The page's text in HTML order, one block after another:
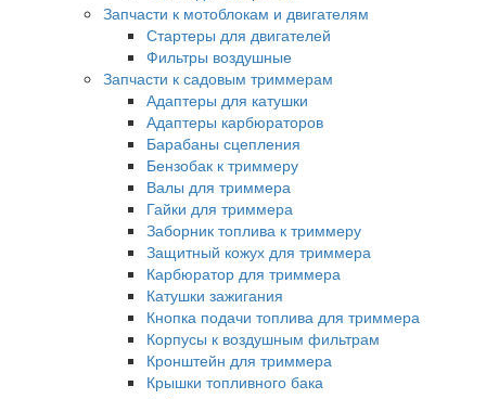
Запчасти к мотоблокам и двигателям
Стартеры для двигателей
Фильтры воздушные
Запчасти к садовым триммерам
Адаптеры для катушки
Адаптеры карбюраторов
Барабаны сцепления
Бензобак к триммеру
Валы для триммера
Гайки для триммера
Заборник топлива к триммеру
Защитный кожух для триммера
Карбюратор для триммера
Катушки зажигания
Кнопка подачи топлива для триммера
Корпусы к воздушным фильтрам
Кронштейн для триммера
Крышки топливного бака